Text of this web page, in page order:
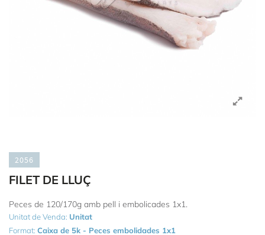
2056
FILET DE LLUÇ
Peces de 120/170g amb pell i embolicades 1x1.
Unitat de Venda: Unitat
Format: Caixa de 5k - Peces embolidades 1x1